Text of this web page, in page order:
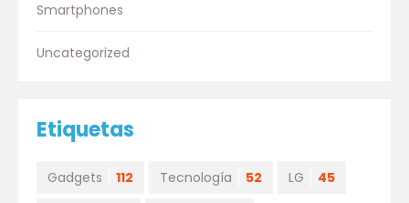
Smartphones
Uncategorized
Etiquetas
Gadgets 112 Tecnología 52 LG 45